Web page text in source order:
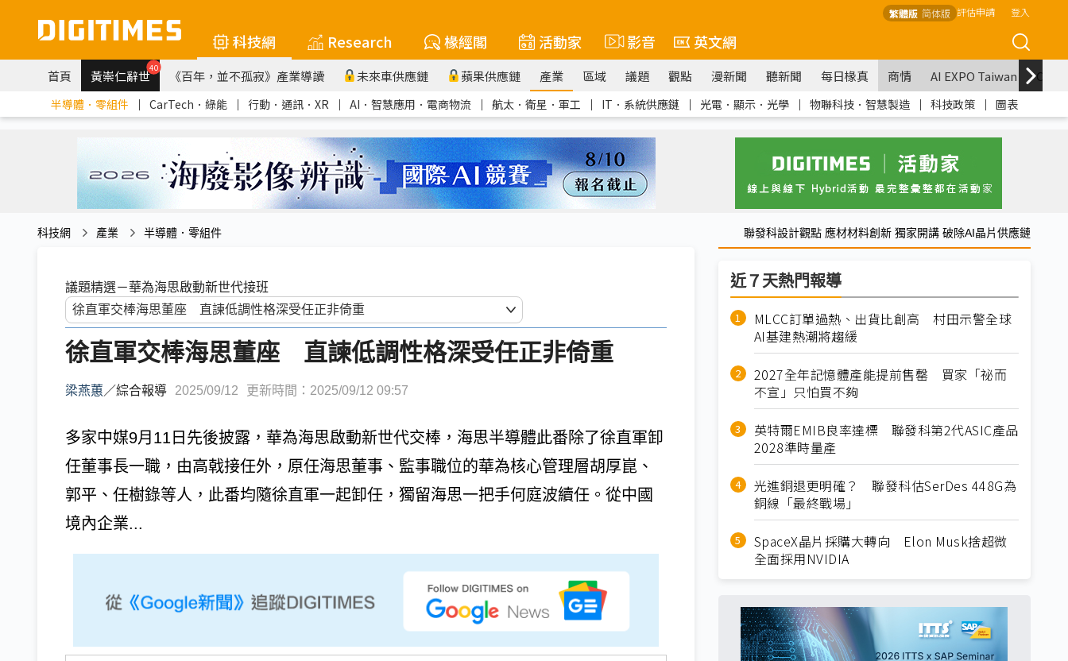
繁體版 简体版 評估申請 登入
科技網 Research 椽經閣 活動家 影音 英文網
首頁 黃崇仁辭世40 《百年，並不孤寂》產業導讀 未來車供應鏈 蘋果供應鏈 產業 區域 議題 觀點 漫新聞 聽新聞 每日椽真 商情 AI EXPO Taiwan
半導體．零組件 ｜ CarTech．綠能 ｜ 行動．通訊．XR ｜ AI．智慧應用．電商物流 ｜ 航太．衛星．軍工 ｜ IT．系統供應鏈 ｜ 光電．顯示．光學 ｜ 物聯科技．智慧製造 ｜ 科技政策 ｜ 圖表
科技網 產業 半導體．零組件 聯發科設計觀點 應材材料創新 獨家開講 破除AI晶片供應鏈
議題精選－華為海思啟動新世代接班
徐直軍交棒海思董座 直諫低調性格深受任正非倚重
梁燕蕙 ／綜合報導 2025/09/12 更新時間：2025/09/12 09:57
多家中媒9月11日先後披露，華為海思啟動新世代交棒，海思半導體此番除了徐直軍卸
任董事長一職，由高戟接任外，原任海思董事、監事職位的華為核心管理層胡厚崑、
郭平、任樹錄等人，此番均隨徐直軍一起卸任，獨留海思一把手何庭波續任。從中國
境內企業...
近７天熱門報導
MLCC訂單過熱、出貨比創高 村田示警全球
AI基建熱潮將趨緩
2027全年記憶體產能提前售罄 買家「祕而
不宣」只怕買不夠
英特爾EMIB良率達標 聯發科第2代ASIC產品
2028準時量產
光進銅退更明確？ 聯發科估SerDes 448G為
銅線「最終戰場」
SpaceX晶片採購大轉向 Elon Musk捨超微
全面採用NVIDIA